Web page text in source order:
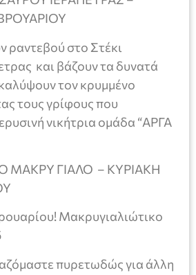
ραντεβού στο Στέκι
και βάζουν τα δυνατά
τον κρυμμένο
τους γρίφους που
νικήτρια ομάδα “ΑΡΓΑ
ΜΑΚΡΥ ΓΙΑΛΟ – ΚΥΡΙΑΚΗ
Μακρυγιαλιώτικο
πυρετωδώς για άλλη